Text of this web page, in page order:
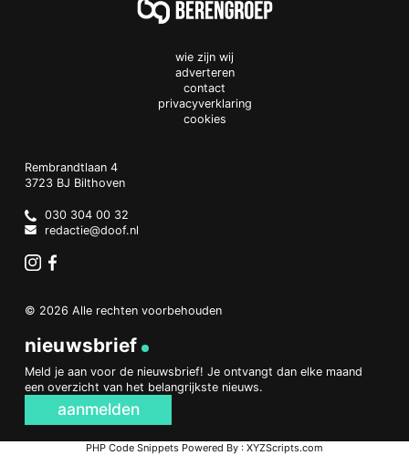
wie zijn wij
adverteren
contact
privacyverklaring
cookies
Doof.nl
work
Rembrandtlaan 4
3723 BJ Bilthoven
Netherlands
030 304 00 32
redactie@doof.nl
© 2026 Alle rechten voorbehouden
nieuwsbrief
Meld je aan voor de nieuwsbrief! Je ontvangt dan elke maand
een overzicht van het belangrijkste nieuws.
aanmelden
PHP Code Snippets Powered By : XYZScripts.com